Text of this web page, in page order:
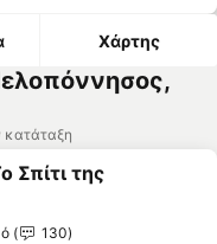
Χάρτης
κατάταξη
στα αγαπημένα
Σπίτι της
130